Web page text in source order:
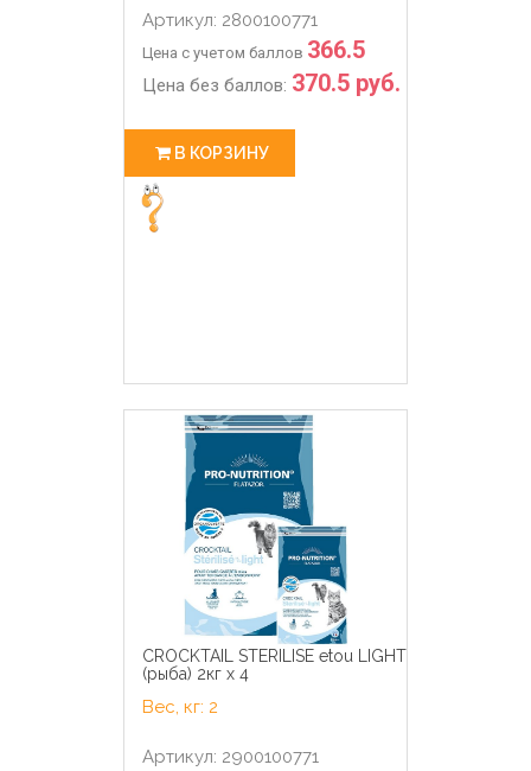
Артикул: 2800100771
Цена с учетом баллов 366.5
Цена без баллов: 370.5 руб.
В КОРЗИНУ
CROCKTAIL STERILISE etou LIGHT
(рыба) 2кг х 4
Вес, кг: 2
Артикул: 2900100771